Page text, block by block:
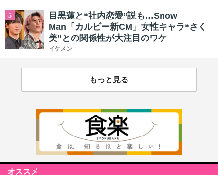
5
目黒蓮と“社内恋愛”説も…Snow
Man「カルビー新CM」女性キャラ“さく
美”との関係性が大注目のワケ
イケメン
もっと見る
オススメ